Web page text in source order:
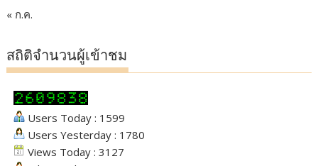
« ก.ค.
สถิติจำนวนผู้เข้าชม
Users Today : 1599
Users Yesterday : 1780
Views Today : 3127